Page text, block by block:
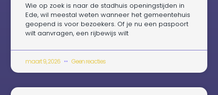
Wie op zoek is naar de stadhuis openingstijden in
Ede, wil meestal weten wanneer het gemeentehuis
geopend is voor bezoekers. Of je nu een paspoort
wilt aanvragen, een rijbewijs wilt
maart 9, 2026 Geen reacties